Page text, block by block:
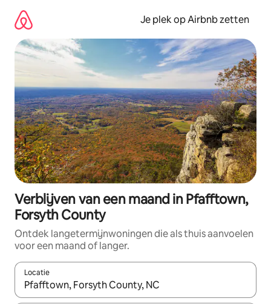
direct
naar
inhoud
Je plek op Airbnb zetten
Verblijven van een maand in Pfafftown,
Forsyth County
Ontdek langetermijnwoningen die als thuis aanvoelen
voor een maand of langer.
Locatie
Wanneer er resultaten beschikbaar zijn, maak je een keuze